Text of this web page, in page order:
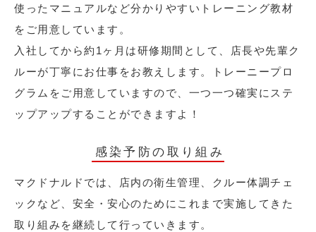
使ったマニュアルなど分かりやすいトレーニング教材
をご用意しています。
入社してから約1ヶ月は研修期間として、店長や先輩ク
ルーが丁寧にお仕事をお教えします。トレーニープロ
グラムをご用意していますので、一つ一つ確実にステ
ップアップすることができますよ！
感染予防の取り組み
マクドナルドでは、店内の衛生管理、クルー体調チェ
ックなど、安全・安心のためにこれまで実施してきた
取り組みを継続して行っていきます。